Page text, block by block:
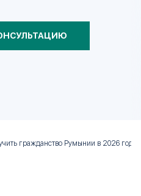
гражданство Румынии в 2026 году